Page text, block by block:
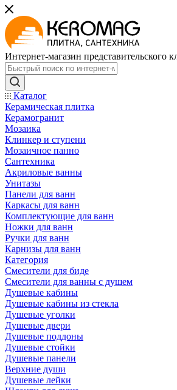
Интернет-магазин представительского
Каталог
Керамическая плитка
Керамогранит
Мозаика
Клинкер и ступени
Мозаичное панно
Сантехника
Акриловые ванны
Унитазы
Панели для ванн
Каркасы для ванн
Комплектующие для ванн
Ножки для ванн
Ручки для ванн
Карнизы для ванн
Категория
Смесители для биде
Смесители для ванны с душем
Душевые кабины
Душевые кабины из стекла
Душевые уголки
Душевые двери
Душевые поддоны
Душевые стойки
Душевые панели
Верхние души
Душевые лейки